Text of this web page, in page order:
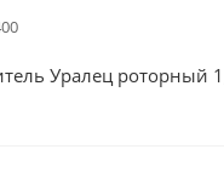
Уралец роторный